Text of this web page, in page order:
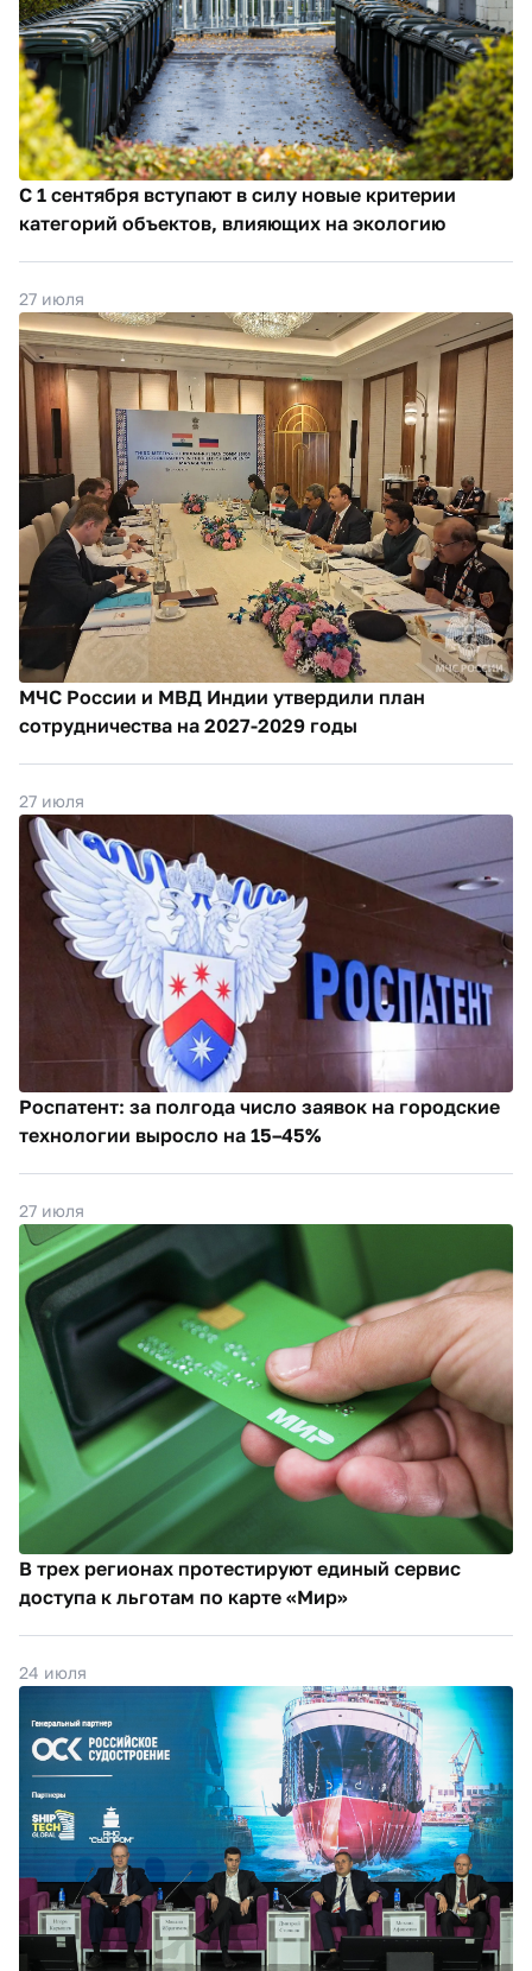
С 1 сентября вступают в силу новые критерии
категорий объектов, влияющих на экологию
27 июля
МЧС России и МВД Индии утвердили план
сотрудничества на 2027-2029 годы
27 июля
Роспатент: за полгода число заявок на городские
технологии выросло на 15–45%
27 июля
В трех регионах протестируют единый сервис
доступа к льготам по карте «Мир»
24 июля